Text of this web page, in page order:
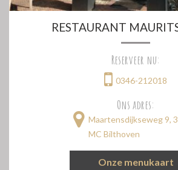
RESTAURANT
Reserveer nu:
0346-212018
Ons adres:
Maartensdijkseweg 9,
MC Bilthoven
Onze menukaart